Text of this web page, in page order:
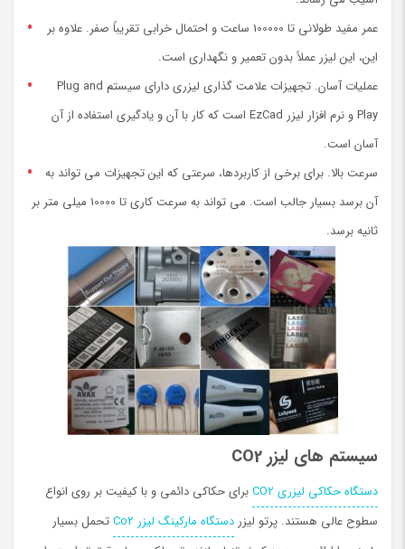
عمر مفید طولانی تا 100000 ساعت و احتمال خرابی تقریباً صفر. علاوه بر
این، این لیزر عملاً بدون تعمیر و نگهداری است.
عملیات آسان. تجهیزات علامت گذاری لیزری دارای سیستم Plug and
Play و نرم افزار لیزر EzCad است که کار با آن و یادگیری استفاده از آن
آسان است.
سرعت بالا. برای برخی از کاربردها، سرعتی که این تجهیزات می تواند به
آن برسد بسیار جالب است. می تواند به سرعت کاری تا 10000 میلی متر بر
ثانیه برسد.
سیستم های لیزرCO2
دستگاه حکاکی لیزری CO2
برای حکاکی دائمی و با کیفیت بر روی انواع
سطوح عالی هستند. پرتو لیزر دستگاه ماركينگ لیزر Co2
تحمل بسیار